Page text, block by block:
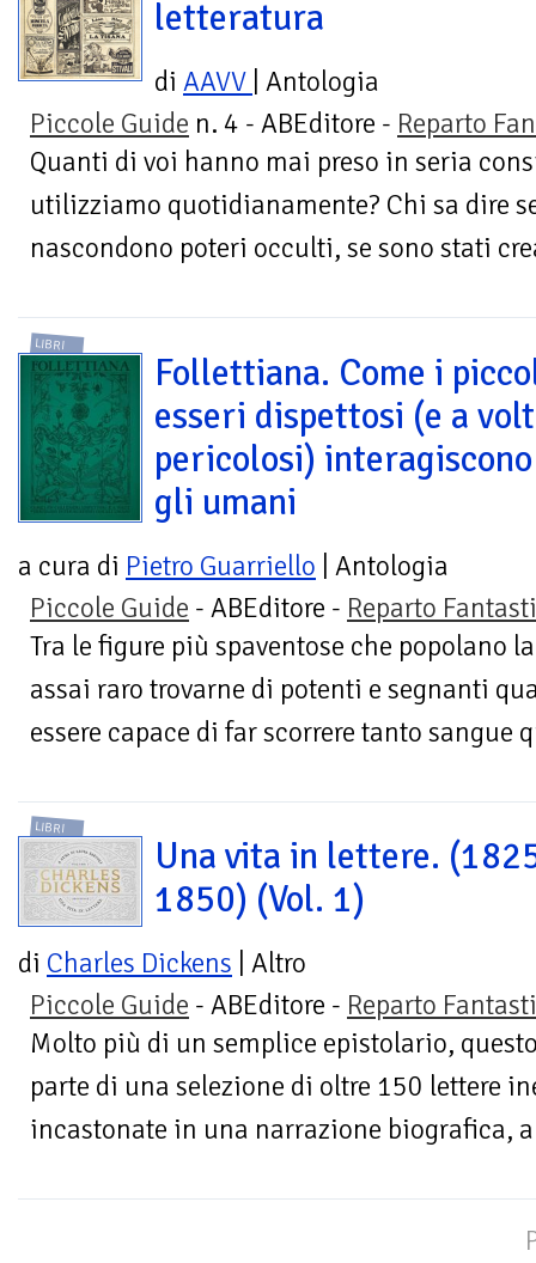
letteratura
di AAVV | Antologia
Piccole Guide n. 4 - ABEditore - Reparto
Quanti di voi hanno mai preso in seria
utilizziamo quotidianamente? Chi sa dire
nascondono poteri occulti, se sono stati
LIBRI
Follettiana. Come i
esseri dispettosi (e a
pericolosi)
gli umani
a cura di Pietro Guarriello | Antologia
Piccole Guide - ABEditore - Reparto
Tra le figure più spaventose che popolano
assai raro trovarne di potenti e segnanti
essere capace di far scorrere tanto sangue
LIBRI
Una vita in lettere.
1850) (Vol. 1)
di Charles Dickens | Altro
Piccole Guide - ABEditore - Reparto
Molto più di un semplice epistolario,
parte di una selezione di oltre 150 lettere
incastonate in una narrazione biografica,